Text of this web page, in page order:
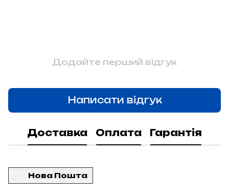
Додайте перший відгук
Написати відгук
Доставка Оплата Гарантія
Нова Пошта